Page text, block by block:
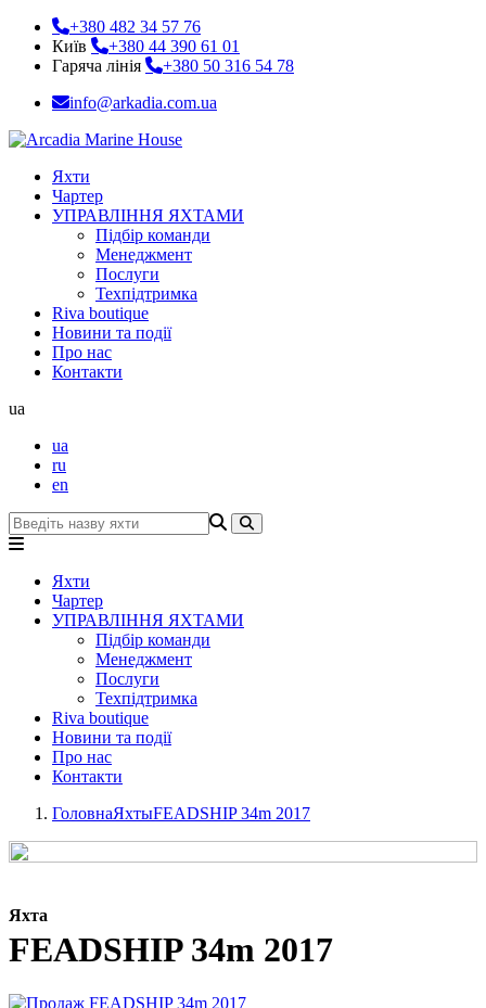
+380 482 34 57 76
Київ
+380 44 390 61 01
Гаряча лінія
+380 50 316 54 78
info@arkadia.com.ua
Яхти
Чартер
УПРАВЛІННЯ ЯХТАМИ
Підбір команди
Менеджмент
Послуги
Техпідтримка
Riva boutique
Новини та події
Про нас
Контакти
ua
ua
ru
en
Яхти
Чартер
УПРАВЛІННЯ ЯХТАМИ
Підбір команди
Менеджмент
Послуги
Техпідтримка
Riva boutique
Новини та події
Про нас
Контакти
ГоловнаЯхтыFEADSHIP 34m 2017
Яхта
FEADSHIP 34m 2017